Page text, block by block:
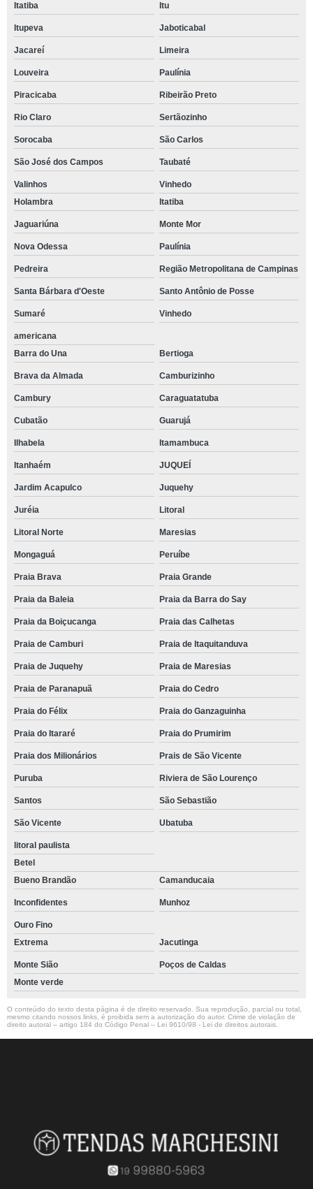
Itatiba Itu
Itupeva Jaboticabal
Jacareí Limeira
Louveira Paulínia
Piracicaba Ribeirão Preto
Rio Claro Sertãozinho
Sorocaba São Carlos
São José dos Campos Taubaté
Valinhos
Vinhedo
Holambra
Itatiba
Jaguariúna Monte Mor
Nova Odessa Paulínia
Pedreira Região Metropolitana de Campinas
Santa Bárbara d'Oeste Santo Antônio de Posse
Sumaré Vinhedo
americana
Barra do Una
Bertioga
Brava da Almada Camburizinho
Cambury Caraguatatuba
Cubatão Guarujá
Ilhabela Itamambuca
Itanhaém JUQUEÍ
Jardim Acapulco Juquehy
Juréia Litoral
Litoral Norte Maresias
Mongaguá Peruíbe
Praia Brava Praia Grande
Praia da Baleia Praia da Barra do Say
Praia da Boiçucanga Praia das Calhetas
Praia de Camburi Praia de Itaquitanduva
Praia de Juquehy Praia de Maresias
Praia de Paranapuã Praia do Cedro
Praia do Félix Praia do Ganzaguinha
Praia do Itararé Praia do Prumirim
Praia dos Milionários Prais de São Vicente
Puruba Riviera de São Lourenço
Santos São Sebastião
São Vicente Ubatuba
litoral paulista
Betel
Bueno Brandão
Camanducaia
Inconfidentes Munhoz
Ouro Fino
Extrema
Jacutinga
Monte Sião
Poços de Caldas
Monte verde
O conteúdo do texto desta página é de direito reservado. Sua reprodução, parcial ou total,
mesmo citando nossos links, é proibida sem a autorização do autor. Crime de violação de
direito autoral – artigo 184 do Código Penal – Lei 9610/98 - Lei de direitos autorais